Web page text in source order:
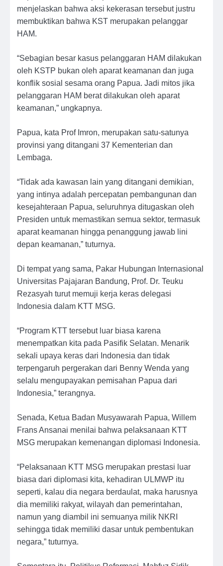
menjelaskan bahwa aksi kekerasan tersebut justru
membuktikan bahwa KST merupakan pelanggar
HAM.
“Sebagian besar kasus pelanggaran HAM dilakukan
oleh KSTP bukan oleh aparat keamanan dan juga
konflik sosial sesama orang Papua. Jadi mitos jika
pelanggaran HAM berat dilakukan oleh aparat
keamanan,” ungkapnya.
Papua, kata Prof Imron, merupakan satu-satunya
provinsi yang ditangani 37 Kementerian dan
Lembaga.
“Tidak ada kawasan lain yang ditangani demikian,
yang intinya adalah percepatan pembangunan dan
kesejahteraan Papua, seluruhnya ditugaskan oleh
Presiden untuk memastikan semua sektor, termasuk
aparat keamanan hingga penanggung jawab lini
depan keamanan,” tuturnya.
Di tempat yang sama, Pakar Hubungan Internasional
Universitas Pajajaran Bandung, Prof. Dr. Teuku
Rezasyah turut memuji kerja keras delegasi
Indonesia dalam KTT MSG.
“Program KTT tersebut luar biasa karena
menempatkan kita pada Pasifik Selatan. Menarik
sekali upaya keras dari Indonesia dan tidak
terpengaruh pergerakan dari Benny Wenda yang
selalu mengupayakan pemisahan Papua dari
Indonesia,” terangnya.
Senada, Ketua Badan Musyawarah Papua, Willem
Frans Ansanai menilai bahwa pelaksanaan KTT
MSG merupakan kemenangan diplomasi Indonesia.
“Pelaksanaan KTT MSG merupakan prestasi luar
biasa dari diplomasi kita, kehadiran ULMWP itu
seperti, kalau dia negara berdaulat, maka harusnya
dia memiliki rakyat, wilayah dan pemerintahan,
namun yang diambil ini semuanya milik NKRI
sehingga tidak memiliki dasar untuk pembentukan
negara,” tuturnya.